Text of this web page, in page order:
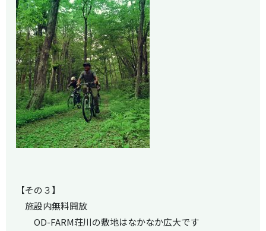
【その３】
施設内無料開放
OD-FARM荘川の敷地はなかなか広大です